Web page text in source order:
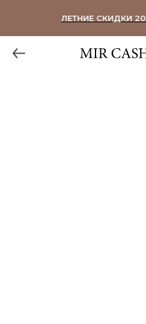
ЛЕТНИЕ СКИДКИ 20%